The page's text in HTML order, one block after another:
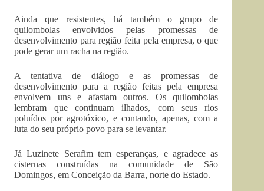
Ainda que resistentes, há também o grupo de
quilombolas envolvidos pelas promessas de
desenvolvimento para região feita pela empresa, o que
pode gerar um racha na região.
A tentativa de diálogo e as promessas de
desenvolvimento para a região feitas pela empresa
envolvem uns e afastam outros. Os quilombolas
lembram que continuam ilhados, com seus rios
poluídos por agrotóxico, e contando, apenas, com a
luta do seu próprio povo para se levantar.
Já Luzinete Serafim tem esperanças, e agradece as
cisternas construídas na comunidade de São
Domingos, em Conceição da Barra, norte do Estado.